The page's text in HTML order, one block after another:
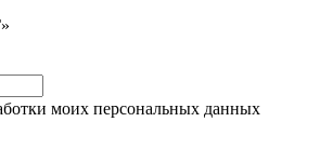
моих персональных данных